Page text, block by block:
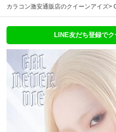
カラコン激安通販店のクイーンアイズ
LINE友だち登録で